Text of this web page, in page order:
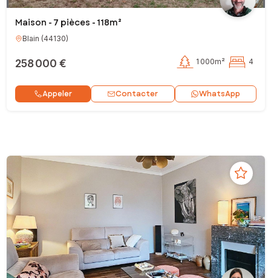
Maison - 7 pièces - 118m²
Blain (44130)
258 000 € 1 000m² 4
Appeler Contacter WhatsApp